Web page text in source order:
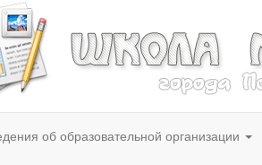
об образовательной организации